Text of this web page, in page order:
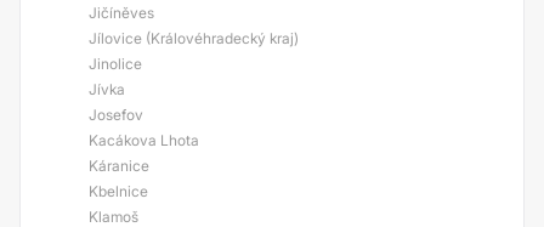
Jičíněves
Jílovice (Královéhradecký kraj)
Jinolice
Jívka
Josefov
Kacákova Lhota
Káranice
Kbelnice
Klamoš